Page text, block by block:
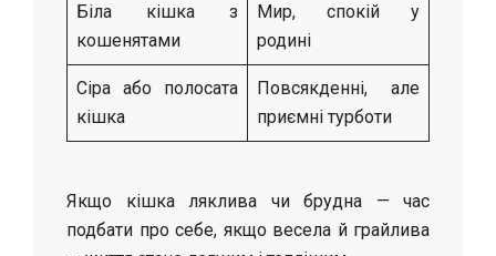
Біла кішка з
кошенятами
Мир, спокій у
родині
Сіра або полосата
кішка
Повсякденні, але
приємні турботи
Якщо кішка ляклива чи брудна — час
подбати про себе, якщо весела й грайлива